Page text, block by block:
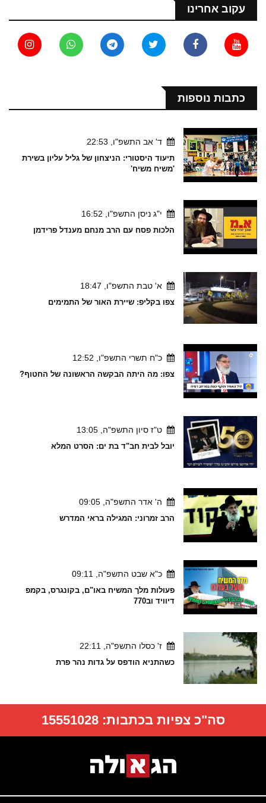
עקוב אחרינו
כתבות נוספות
ד' אב התשפ"ו, 22:53
תיעוד היסטורי: הניצחון של גליל עליון בשירת
'משיח משיח'
י"ג ניסן התשפ"ו, 16:52
הלכות פסח עם הרב מנחם מענדל פרידמן
א' טבת התשפ"ו, 18:47
צפו בקליפ: שיירת האור של התמימים
כ"ח תשרי התשפ"ו, 12:52
צפו: מה היתה הבקשה הראשונה של החטוף?
ט"ז סיון התשפ"ה, 13:05
יובל לבית חב"ד בת ים: הסרט המלא
ה' אדר התשפ"ה, 09:05
הרב זמרוני: המגילה בראי המדרש
כ"א שבט התשפ"ה, 09:11
פעולות מלך המשיח באו"ם, בקונגרס, בקמפ
דיוויד וב770
ז' כסלו התשפ"ה, 22:11
כשהתניא הודפס על גדות נהר פרת
סה"כ צפיות בכתבות:15551028